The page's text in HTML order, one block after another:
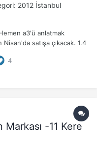
2012 İstanbul
a3'ü anlatmak
satışa çıkacak. 1.4
kalitesinde eline su
4
-11 Kere